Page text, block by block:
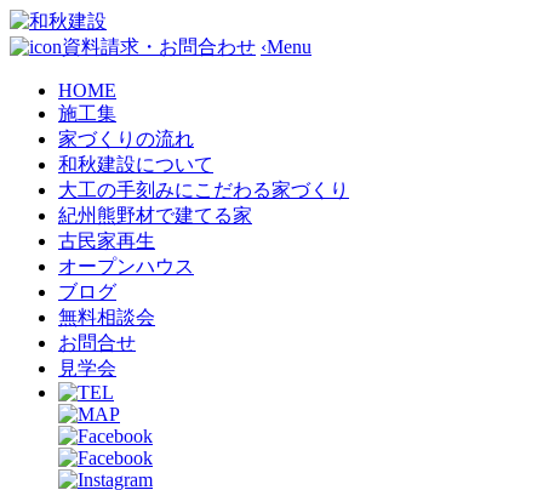
資料請求・お問合わせ ‹Menu
HOME
施工集
家づくりの流れ
和秋建設について
大工の手刻みにこだわる家づくり
紀州熊野材で建てる家
古民家再生
オープンハウス
ブログ
無料相談会
お問合せ
見学会